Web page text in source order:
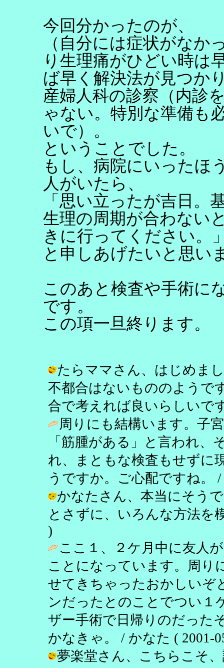
今回分かったのが、
（自分には症状がなか
り生理痛がひどい時は
ば早く解決法が見つか
産婦人科の診察（内診
ゃない。特別な準備も
いで）。
ということでした。
もし、病院にいったほ
人がいたら、
「思い立ったが吉日。
生理の周期が合わない
きに行ってください。
と申しあげたいと思い
このあと検査や手術に
です。
この項一旦終ります。
たらママさん、はじめま
不都合はないもののようで
合で考えれば良いらしいで
周りにも結構います。子
「筋腫がある」と言われ、
れ、まともな検査もせずに
うですか。ご心配ですね。
かなたさん、本当にそう
とさずに、いろんな方法を
)
ここ１、２ケ月中に友人
ことになっています。周り
せてきちゃったおかしいぞ
ンだったとのことでつい１
ザー手術で日帰りのだった
かなきゃ。 / かなた ( 2001-
夢楽堂さん、こちらこそ